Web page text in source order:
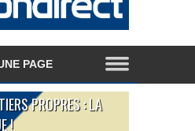
PROPRES : LA
!